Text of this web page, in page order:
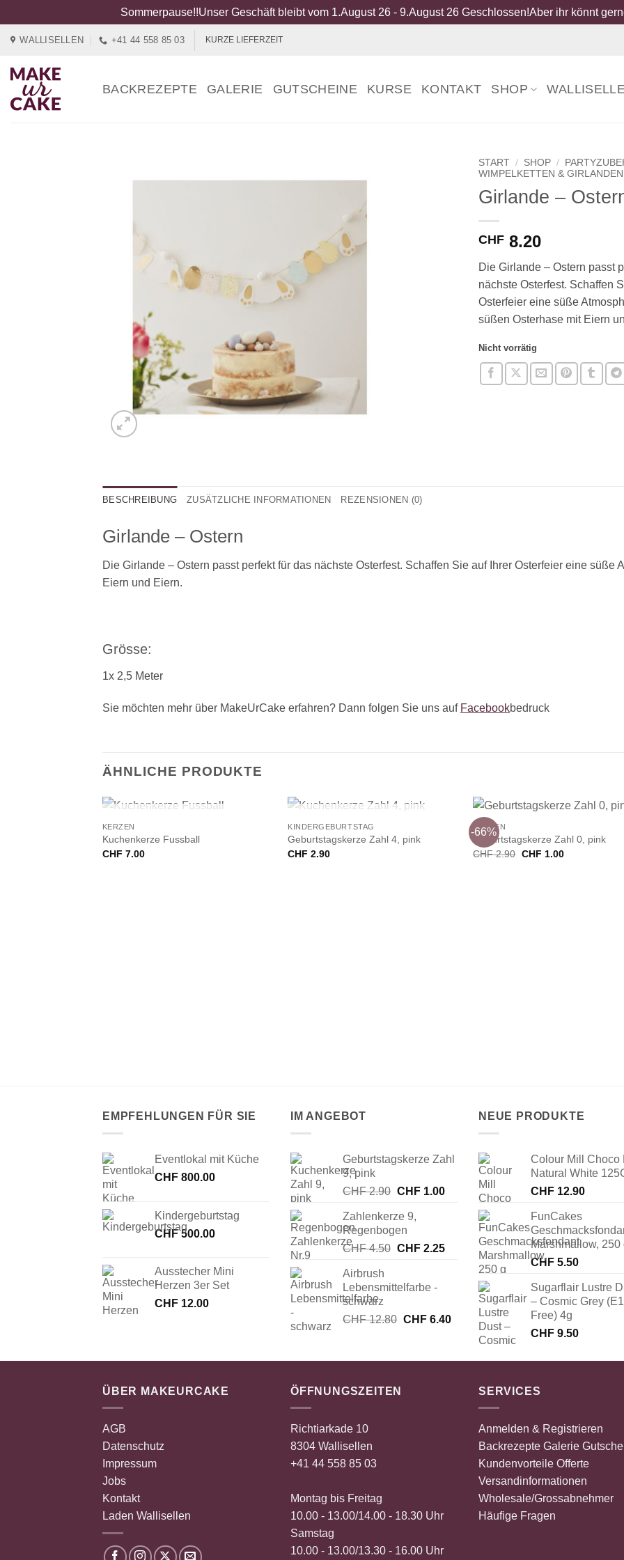
Sommerpause!!Unser Geschäft bleibt vom 1.August 26 - 9.August 26 Geschlossen!Aber ihr könnt
springen
WALLISELLEN +41 44 558 85 03 KURZE LIEFERZEIT
BACKREZEPTE GALERIE GUTSCHEINE KURSE KONTAKT SHOP
START / SHOP /
WIMPELKETTEN & GIRLANDEN
Girlande –
CHF 8.20
Die Girlande – Ostern passt
nächste Osterfest. Schaffen
Osterfeier eine süße
süßen Osterhase mit Eiern
Nicht vorrätig
BESCHREIBUNG ZUSÄTZLICHE INFORMATIONEN REZENSIONEN (0)
Girlande – Ostern
Die Girlande – Ostern passt perfekt für das nächste Osterfest. Schaffen Sie auf Ihrer Osterfeier eine süße
Eiern und Eiern.
Grösse:
1x 2,5 Meter
Sie möchten mehr über MakeUrCake erfahren? Dann folgen Sie uns auf Facebookbedruck
ÄHNLICHE PRODUKTE
+
KERZEN
Kuchenkerze Fussball
CHF 7.00
+
NICHT VORRÄTIG
KINDERGEBURTSTAG
Geburtstagskerze Zahl 4, pink
CHF 2.90
-66%
+
KERZEN
Geburtstagskerze Zahl 0, pink
CHF2.90 Ursprünglicher
CHF 1.00Aktueller
EMPFEHLUNGEN FÜR SIE
Eventlokal mit Küche
CHF 800.00
Kindergeburtstag
CHF500.00
Ausstecher Mini
Herzen 3er Set
CHF 12.00
IM ANGEBOT
Geburtstagskerze Zahl
9, pink
CHF2.90 Ursprünglicher
war:
CHF 2.90
CHF1.00Aktueller
CHF 1.00.
Zahlenkerze 9,
Regenbogen
CHF4.50 Ursprünglicher
CHF 4.50
CHF2.25Aktueller
CHF 2.25.
Airbrush
Lebensmittelfarbe -
schwarz
CHF12.80 Ursprünglicher
CHF 12.80
CHF6.40Aktueller
CHF 6.40.
NEUE PRODUKTE
Colour Mill Choco
Natural White
CHF 12.90
FunCakes
Marshmallow, 250
CHF 5.50
Sugarflair Lustre
– Cosmic Grey
Free) 4g
CHF 9.50
ÜBER MAKEURCAKE
AGB
Datenschutz
Impressum
Jobs
Kontakt
Laden Wallisellen
ÖFFNUNGSZEITEN
Richtiarkade 10
8304 Wallisellen
+41 44 558 85 03
Montag bis Freitag
10.00 - 13.00/14.00 - 18.30 Uhr
Samstag
10.00 - 13.00/13.30 - 16.00 Uhr
SERVICES
Anmelden & Registrieren
Backrezepte Galerie
Kundenvorteile Offerte
Versandinformationen
Wholesale/Grossabnehmer
Häufige Fragen